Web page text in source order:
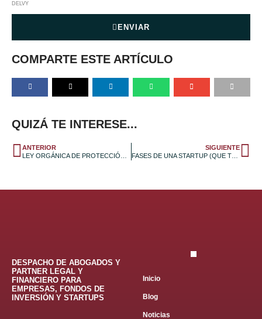
DELVY
ENVIAR
COMPARTE ESTE ARTÍCULO
QUIZÁ TE INTERESE...
ANTERIOR
SIGUIENTE
FASES DE UNA STARTUP (QUE TODO EMPRENDEDOR DEBE CONOCER)
DESPACHO DE ABOGADOS Y
PARTNER LEGAL Y
FINANCIERO PARA
EMPRESAS, FONDOS DE
INVERSIÓN Y STARTUPS
Inicio
Blog
Noticias